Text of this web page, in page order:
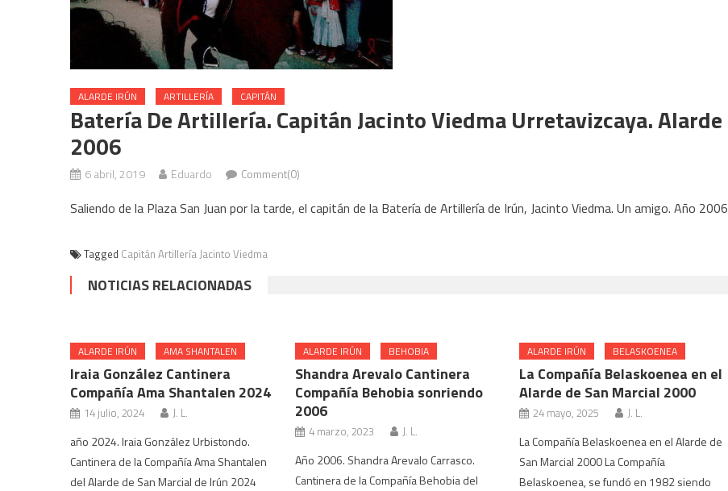
ALARDE IRÚN ARTILLERÍA CAPITÁN
Batería De Artillería. Capitán Jacinto Viedma Urretavizcaya. Alarde
2006
6 abril, 2019 Eduardo Comment(0)
Saliendo de la Plaza San Juan por la tarde, el capitán de la Batería de Artillería de Irún, Jacinto Viedma. Un amigo. Año 2006
Tagged Capitán Artillería Jacinto Viedma
NOTICIAS RELACIONADAS
ALARDE IRÚN AMA SHANTALEN
Iraia González Cantinera
Compañía Ama Shantalen 2024
14 julio, 2024 J. L.
año 2024. Iraia González Urbistondo.
Cantinera de la Compañía Ama Shantalen
del Alarde de San Marcial de Irún 2024
ALARDE IRÚN BEHOBIA
Shandra Arevalo Cantinera
Compañía Behobia sonriendo
2006
4 marzo, 2023 J. L.
Año 2006. Shandra Arevalo Carrasco.
Cantinera de la Compañía Behobia del
ALARDE IRÚN BELASKOENEA
La Compañía Belaskoenea en el
Alarde de San Marcial 2000
24 mayo, 2025 J. L.
La Compañía Belaskoenea en el Alarde de
San Marcial 2000 La Compañía
Belaskoenea, se fundó en 1982 siendo